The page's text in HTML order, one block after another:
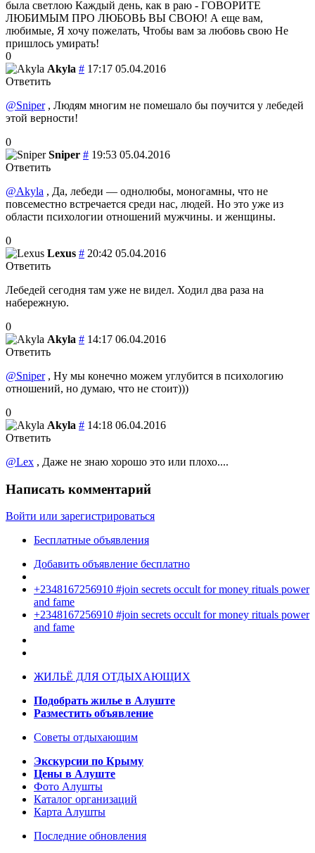
была светлою Каждый день, как в раю - ГОВОРИТЕ
ЛЮБИМЫМ ПРО ЛЮБОВЬ ВЫ СВОЮ! А еще вам,
любимые, Я хочу пожелать, Чтобы вам за любовь свою Не
пришлось умирать!
0
Akyla # 17:17 05.04.2016
Ответить
@Sniper, Людям многим не помешало бы поучится у лебедей
этой верности!
0
Sniper # 19:53 05.04.2016
Ответить
@Akyla , Да, лебеди — однолюбы, моногамны, что не
повсеместно встречается среди нас, людей. Но это уже из
области психологии отношений мужчины. и женщины.
0
Lexus # 20:42 05.04.2016
Ответить
Лебедей сегодня там уже не видел. Ходил два раза на
набережную.
0
Akyla # 14:17 06.04.2016
Ответить
@Sniper, Ну мы конечно можем углубится в психологию
отношений, но думаю, что не стоит)))
0
Akyla # 14:18 06.04.2016
Ответить
@Lex , Даже не знаю хорошо это или плохо....
Написать комментарий
Войти или зарегистрироваться
Бесплатные объявления
Добавить объявление бесплатно
+2348167256910 #join secrets occult for money rituals power
and fame
+2348167256910 #join secrets occult for money rituals power
and fame
ЖИЛЬЁ ДЛЯ ОТДЫХАЮЩИХ
Подобрать жилье в Алуште
Разместить объявление
Советы отдыхающим
Экскурсии по Крыму
Цены в Алуште
Фото Алушты
Каталог организаций
Карта Алушты
Последние обновления